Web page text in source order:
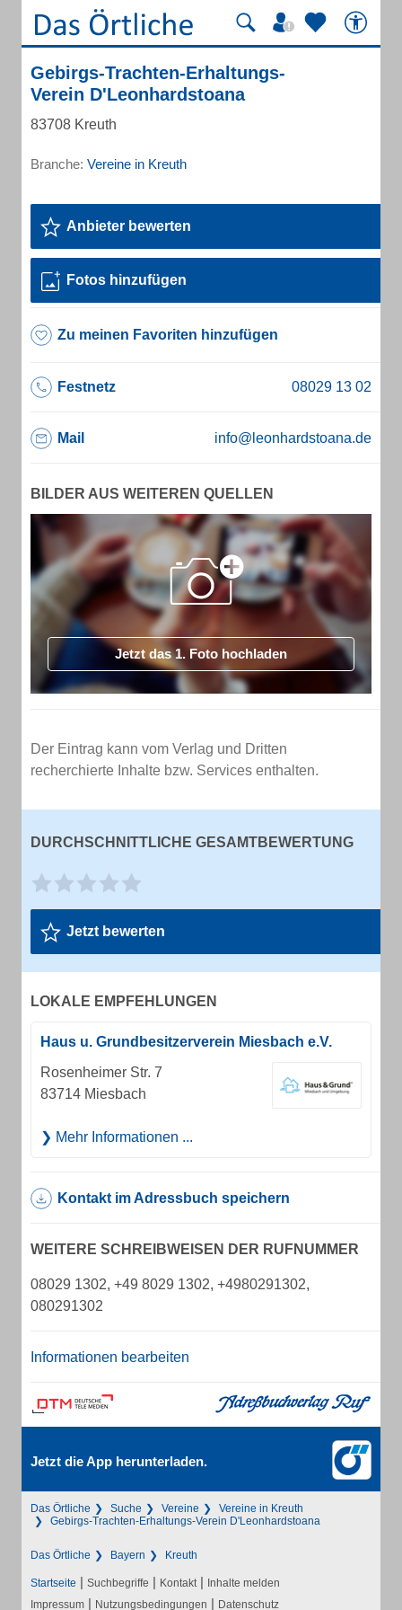
Gebirgs-Trachten-Erhaltungs-
Verein D'Leonhardstoana
83708 Kreuth
Branche: Vereine in Kreuth
Anbieter bewerten
Fotos hinzufügen
Zu meinen Favoriten hinzufügen
Festnetz
Mail info@leonhardstoana.de
BILDER AUS WEITEREN QUELLEN
Jetzt das 1. Foto hochladen
Der Eintrag kann vom Verlag und Dritten
recherchierte Inhalte bzw. Services enthalten.
DURCHSCHNITTLICHE GESAMTBEWERTUNG
Jetzt bewerten
LOKALE EMPFEHLUNGEN
Haus u. Grundbesitzerverein Miesbach e.V.
Rosenheimer Str. 7
83714 Miesbach
Mehr Informationen ...
Kontakt im Adressbuch speichern
WEITERE SCHREIBWEISEN DER RUFNUMMER
08029 1302, +49 8029 1302, +4980291302,
080291302
Informationen bearbeiten
Jetzt die App herunterladen.
Das Örtliche Suche Vereine
Vereine in Kreuth
Gebirgs-Trachten-Erhaltungs-Verein D'Leonhardstoana
Das Örtliche Bayern Kreuth
Startseite | Suchbegriffe | Kontakt | Inhalte melden
Impressum | Nutzungsbedingungen | Datenschutz